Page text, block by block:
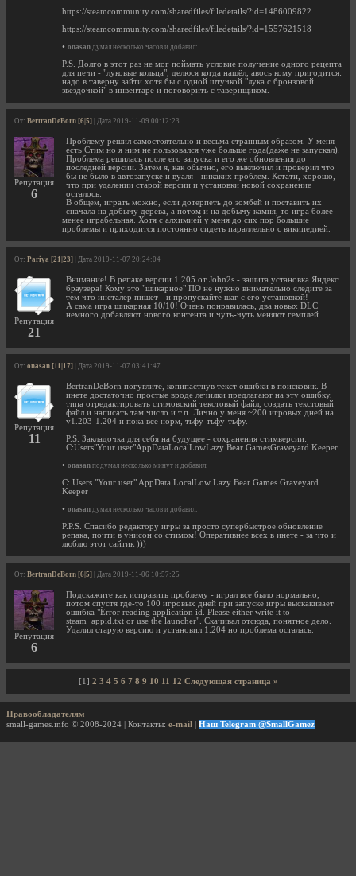
https://steamcommunity.com/sharedfiles/filedetails/?id=1486009822
https://steamcommunity.com/sharedfiles/filedetails/?id=1557621518
• onasan думал несколько часов и добавил:
P.S. Долго в этот раз не мог поймать условие получение одного рецепта
для печи - "луковые кольца", делюся когда нашёл, авось кому пригодится:
надо в таверну зайти хотя бы с одной штучкой "лука с бронзовой
звёздочкой" в инвентаре и поговорить с тавернщиком.
От: BertranDeBorn [6|5] | Дата 2019-11-09 00:12:23
Репутация
6
Проблему решил самостоятельно и весьма странным образом. У меня
есть Стим но я ним не пользовался уже больше года(даже не запускал).
Проблема решилась после его запуска и его же обновления до
последней версии. Затем я, как обычно, его выключил и проверил что
бы не было в автозапуске и вуаля - никаких проблем. Кстати, хорошо,
что при удалении старой версии и установки новой сохранение
осталось.
В общем, играть можно, если дотерпеть до зомбей и поставить их
сначала на добычу дерева, а потом и на добычу камня, то игра более-
менее играбельная. Хотя с алхимией у меня до сих пор большие
проблемы и приходится постоянно сидеть параллельно с википедией.
От: Pariya [21|23] | Дата 2019-11-07 20:24:04
Репутация
21
Внимание! В репаке версии 1.205 от John2s - зашита установка Яндекс
браузера! Кому это "шикарное" ПО не нужно внимательно следите за
тем что инсталер пишет - и пропускайте шаг с его установкой!
А сама игра шикарная 10/10! Очень понравилась, два новых DLC
немного добавляют нового контента и чуть-чуть меняют гемплей.
От: onasan [11|17] | Дата 2019-11-07 03:41:47
Репутация
11
BertranDeBorn погуглите, копипастнув текст ошибки в поисковик. В
инете достаточно простые вроде лечилки предлагают на эту ошибку,
типа отредактировать стимовский текстовый файл, создать текстовый
файл и написать там число и т.п. Лично у меня ~200 игровых дней на
v1.203-1.204 и пока всё норм, тьфу-тьфу-тьфу.
P.S. Закладочка для себя на будущее - сохранения стимверсии:
C:Users"Your user"AppDataLocalLowLazy Bear GamesGraveyard Keeper
• onasan подумал несколько минут и добавил:
C: Users "Your user" AppData LocalLow Lazy Bear Games Graveyard
Keeper
• onasan думал несколько часов и добавил:
P.P.S. Спасибо редактору игры за просто супербыстрое обновление
репака, почти в унисон со стимом! Оперативнее всех в инете - за что и
люблю этот сайтик )))
От: BertranDeBorn [6|5] | Дата 2019-11-06 10:57:25
Репутация
6
Подскажите как исправить проблему - играл все было нормально,
потом спустя где-то 100 игровых дней при запуске игры выскакивает
ошибка "Error reading application id. Please either write it to
steam_appid.txt or use the launcher". Скачивал отсюда, понятное дело.
Удалил старую версию и установил 1.204 но проблема осталась.
[1] 2 3 4 5 6 7 8 9 10 11 12 Следующая страница »
Правообладателям
small-games.info © 2008-2024 | Контакты: e-mail Наш Telegram @SmallGamez